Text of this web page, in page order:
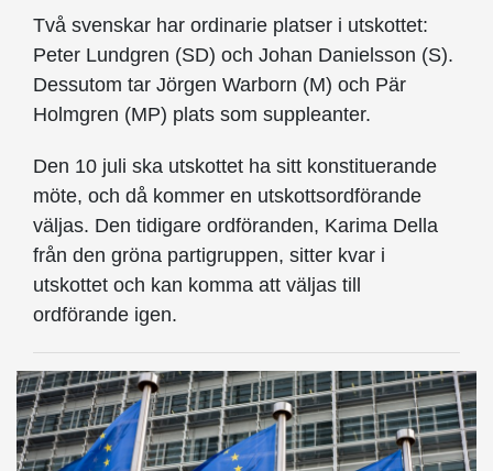
Två svenskar har ordinarie platser i utskottet:
Peter Lundgren (SD) och Johan Danielsson (S).
Dessutom tar Jörgen Warborn (M) och Pär
Holmgren (MP) plats som suppleanter.
Den 10 juli ska utskottet ha sitt konstituerande
möte, och då kommer en utskottsordförande
väljas. Den tidigare ordföranden, Karima Della
från den gröna partigruppen, sitter kvar i
utskottet och kan komma att väljas till
ordförande igen.